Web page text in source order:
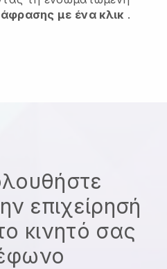
με ένα κλικ .
επιχείρησή
κινητό σας